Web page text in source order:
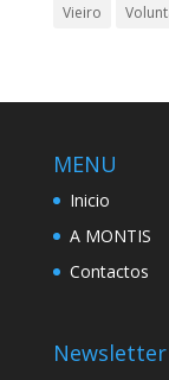
Vieiro
MENU
Inicio
A MONTIS
Contactos
Newsletter